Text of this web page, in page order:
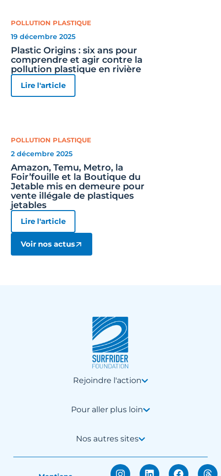
POLLUTION PLASTIQUE
19 décembre 2025
Plastic Origins : six ans pour
comprendre et agir contre la
pollution plastique en rivière
Lire l'article
POLLUTION PLASTIQUE
2 décembre 2025
Amazon, Temu, Metro, la
Foir’fouille et la Boutique du
Jetable mis en demeure pour
vente illégale de plastiques
jetables
Lire l'article
Voir nos actus
Rejoindre l'action
Pour aller plus loin
Nos autres sites